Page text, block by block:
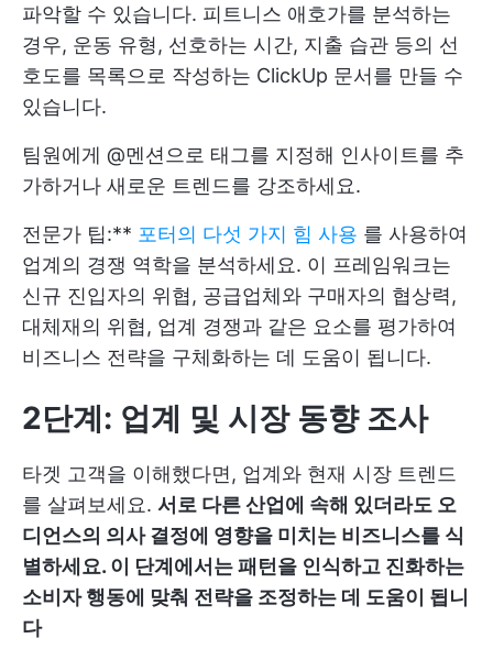
파악할 수 있습니다. 피트니스 애호가를 분석하는
경우, 운동 유형, 선호하는 시간, 지출 습관 등의 선
호도를 목록으로 작성하는 ClickUp 문서를 만들 수
있습니다.
팀원에게 @멘션으로 태그를 지정해 인사이트를 추
가하거나 새로운 트렌드를 강조하세요.
전문가 팁:** 포터의 다섯 가지 힘 사용 를 사용하여
업계의 경쟁 역학을 분석하세요. 이 프레임워크는
신규 진입자의 위협, 공급업체와 구매자의 협상력,
대체재의 위협, 업계 경쟁과 같은 요소를 평가하여
비즈니스 전략을 구체화하는 데 도움이 됩니다.
2단계: 업계 및 시장 동향 조사
타겟 고객을 이해했다면, 업계와 현재 시장 트렌드
를 살펴보세요. 서로 다른 산업에 속해 있더라도 오
디언스의 의사 결정에 영향을 미치는 비즈니스를 식
별하세요. 이 단계에서는 패턴을 인식하고 진화하는
소비자 행동에 맞춰 전략을 조정하는 데 도움이 됩니
다